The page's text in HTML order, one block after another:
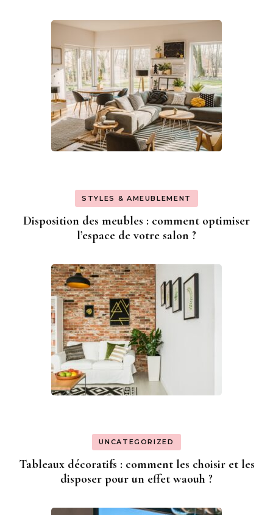
STYLES & AMEUBLEMENT
Disposition des meubles : comment optimiser
l’espace de votre salon ?
UNCATEGORIZED
Tableaux décoratifs : comment les choisir et les
disposer pour un effet waouh ?